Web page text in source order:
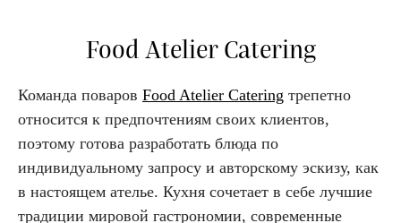
Food Atelier Catering
Команда поваров Food Atelier Catering трепетно
относится к предпочтениям своих клиентов,
поэтому готова разработать блюда по
индивидуальному запросу и авторскому эскизу, как
в настоящем ателье. Кухня сочетает в себе лучшие
традиции мировой гастрономии, современные